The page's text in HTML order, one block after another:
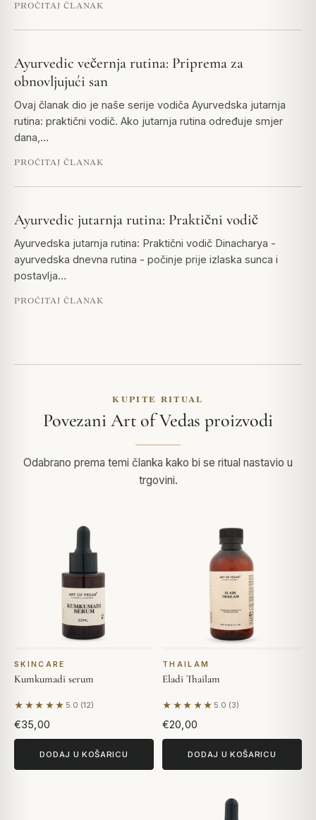
PROČITAJ ČLANAK
Ayurvedic večernja rutina: Priprema za
obnovljujući san
Ovaj članak dio je naše serije vodiča Ayurvedska jutarnja
rutina: praktični vodič. Ako jutarnja rutina određuje smjer
dana,…
PROČITAJ ČLANAK
Ayurvedic jutarnja rutina: Praktični vodič
Ayurvedska jutarnja rutina: Praktični vodič Dinacharya -
ayurvedska dnevna rutina - počinje prije izlaska sunca i
postavlja…
PROČITAJ ČLANAK
KUPITE RITUAL
Povezani Art of Vedas proizvodi
Odabrano prema temi članka kako bi se ritual nastavio u
trgovini.
SKINCARE
Kumkumadi serum
★★★★★ 5.0 (12)
Na temelju 12 recenzija
€35,00
DODAJ U KOŠARICU
THAILAM
Eladi Thailam
★★★★★ 5.0 (3)
Na temelju 3 recenzija
€20,00
DODAJ U KOŠARICU